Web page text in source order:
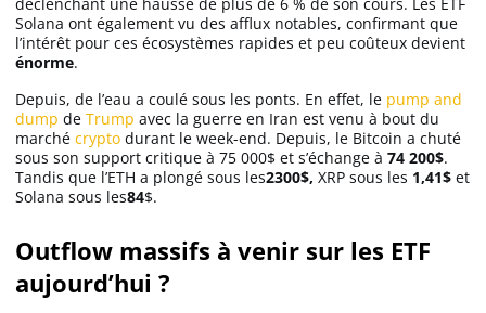
Solana ont également vu des afflux notables, confirmant que
l’intérêt pour ces écosystèmes rapides et peu coûteux devient
énorme.
Depuis, de l’eau a coulé sous les ponts. En effet, le pump and
dump de Trump avec la guerre en Iran est venu à bout du
marché crypto durant le week-end. Depuis, le Bitcoin a chuté
sous son support critique à 75 000$ et s’échange à 74 200$.
Tandis que l’ETH a plongé sous les2300$, XRP sous les 1,41$ et
Solana sous les84$.
Outflow massifs à venir sur les ETF
aujourd’hui ?